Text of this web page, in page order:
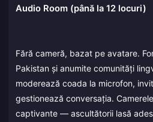
Audio Room (până la 12 locuri)
Fără cameră, bazat pe avatare.
Pakistan și anumite comunități
moderează coada la microfon,
gestionează conversația.
captivante — ascultătorii lasă